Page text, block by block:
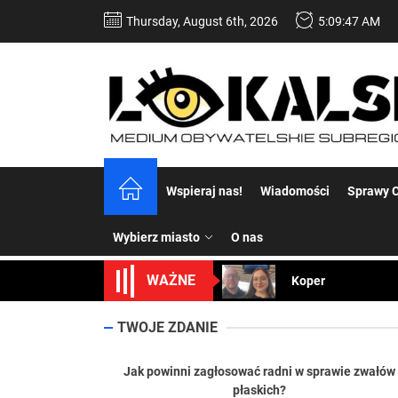
Thursday, August 6th, 2026 5:09:48 AM
Wspieraj nas! Wiadomości Sprawy
Wybierz miasto O nas
WAŻNE
Koper – część 2.
Uwaga Dębieńsko
Ilu mieszkańców
Dość
TWOJE ZDANIE
Jak powinni zagłosować radni w sprawie zwałów
płaskich?